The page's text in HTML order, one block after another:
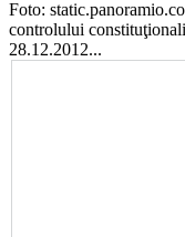
Foto:
controlului
28.12.2012...